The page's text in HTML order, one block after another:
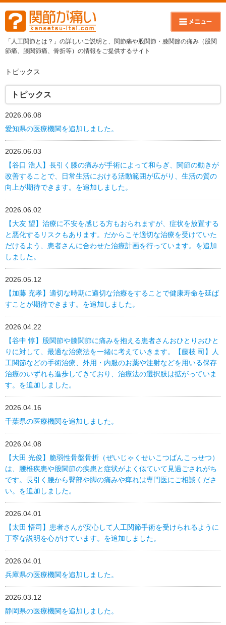
「人工関節とは？」の詳しいご説明と、関節痛や股関節・膝関節の痛み（股関
節痛、膝関節痛、骨折等）の情報をご提供するサイト
トピックス
トピックス
2026.06.08
愛知県の医療機関を追加しました。
2026.06.03
【谷口 浩人】長引く膝の痛みが手術によって和らぎ、関節の動きが
改善することで、日常生活における活動範囲が広がり、生活の質の
向上が期待できます。を追加しました。
2026.06.02
【大友 望】治療に不安を感じる方もおられますが、症状を放置する
と悪化するリスクもあります。だからこそ適切な治療を受けていた
だけるよう、患者さんに合わせた治療計画を行っています。を追加
しました。
2026.05.12
【加藤 充孝】適切な時期に適切な治療をすることで健康寿命を延ば
すことが期待できます。を追加しました。
2026.04.22
【谷中 惇】股関節や膝関節に痛みを抱える患者さんおひとりおひと
りに対して、最適な治療法を一緒に考えていきます。【藤枝 司】人
工関節などの手術治療、外用・内服のお薬や注射などを用いる保存
治療のいずれも進歩してきており、治療法の選択肢は拡がっていま
す。を追加しました。
2026.04.16
千葉県の医療機関を追加しました。
2026.04.08
【大田 光俊】脆弱性骨盤骨折（ぜいじゃくせいこつばんこっせつ）
は、腰椎疾患や股関節の疾患と症状がよく似ていて見過ごされがち
です。長引く腰から臀部や脚の痛みや痺れは専門医にご相談くださ
い。を追加しました。
2026.04.01
【太田 悟司】患者さんが安心して人工関節手術を受けられるように
丁寧な説明を心がけています。を追加しました。
2026.04.01
兵庫県の医療機関を追加しました。
2026.03.12
静岡県の医療機関を追加しました。